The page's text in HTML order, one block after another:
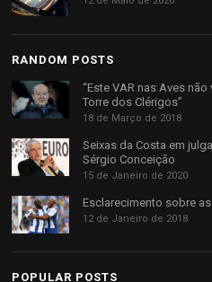
RANDOM POSTS
“Este VAR nas Aves
Torre dos Clérigos”
18 de Março de 2018
Seixas da Costa em
Sérgio Conceição
15 de Janeiro de 2020
Esclarecimento sobre
12 de Janeiro de 2018
POPULAR POSTS